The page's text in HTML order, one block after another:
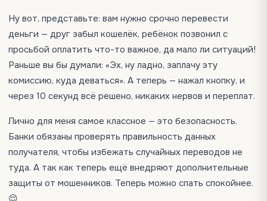
Ну вот, представьте: вам нужно срочно перевести
деньги — друг забыл кошелёк, ребёнок позвонил с
просьбой оплатить что-то важное, да мало ли ситуаций!
Раньше вы бы думали: «Эх, ну ладно, заплачу эту
комиссию, куда деваться». А теперь — нажал кнопку, и
через 10 секунд всё решено, никаких нервов и переплат.
Лично для меня самое классное — это безопасность.
Банки обязаны проверять правильность данных
получателя, чтобы избежать случайных переводов не
туда. А так как теперь ещё внедряют дополнительные
защиты от мошенников. Теперь можно спать спокойнее.
😌